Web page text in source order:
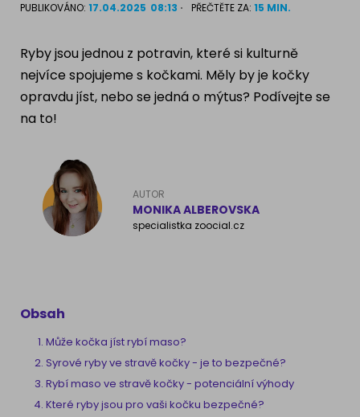
PLEMENA PSŮ
Francouzský buldog
Dalmatín
Zlatý retrívr
Německý ovčák
Britská krátkosrstá kočka
Bengálská kočka
PUBLIKOVÁNO: 17.04.2025 08:13 PŘEČTĚTE ZA: 15 MIN.
Ryby jsou jednou z potravin, které si kulturně
nejvíce spojujeme s kočkami. Měly by je kočky
opravdu jíst, nebo se jedná o mýtus? Podívejte se
na to!
AUTOR
MONIKA ALBEROVSKA
specialistka zoocial.cz
Obsah
Může kočka jíst rybí maso?
Syrové ryby ve stravě kočky - je to bezpečné?
Rybí maso ve stravě kočky - potenciální výhody
Které ryby jsou pro vaši kočku bezpečné?